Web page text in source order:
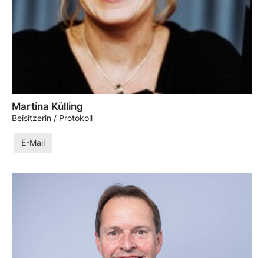
Martina Külling
Beisitzerin / Protokoll
E-Mail